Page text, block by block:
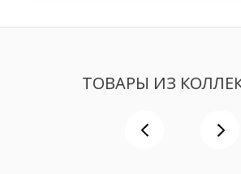
ТОВАРЫ ИЗ